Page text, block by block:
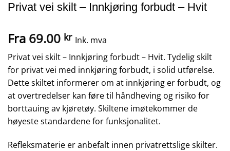
Privat vei skilt – Innkjøring forbudt – Hvit
Fra 69.00 kr Ink. mva
Privat vei skilt – Innkjøring forbudt – Hvit. Tydelig skilt
for privat vei med innkjøring forbudt, i solid utførelse.
Dette skiltet informerer om at innkjøring er forbudt, og
at overtredelser kan føre til håndheving og risiko for
borttauing av kjøretøy. Skiltene imøtekommer de
høyeste standardene for funksjonalitet.
Refleksmaterie er anbefalt innen privatrettslige skilter.